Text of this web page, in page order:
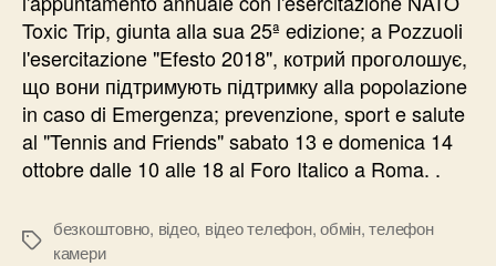
Toxic Trip, giunta alla sua 25ª edizione; a Pozzuoli
l'esercitazione "Efesto 2018", котрий проголошує,
що вони підтримують підтримку alla popolazione
in caso di Emergenza; prevenzione, sport e salute
al "Tennis and Friends" sabato 13 e domenica 14
ottobre dalle 10 alle 18 al Foro Italico a Roma. .
Позначки
безкоштовно, відео, відео телефон,обмін,телефон
камери